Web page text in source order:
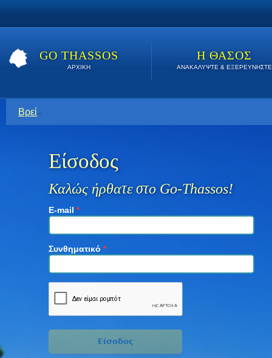
GO THASSOS
ΑΡΧΙΚΗ
Η ΘΑΣΟΣ
ΑΝΑΚΑΛΥΨΤΕ & ΕΞΕΡΕΥΝΗΣΤΕ
Βρείτε εδώ τις καλύτερες προσφορές όλο το καλοκαίρι.
Είσοδος
Καλώς ήρθατε στο Go-Thassos!
E-mail *
Συνθηματικό *